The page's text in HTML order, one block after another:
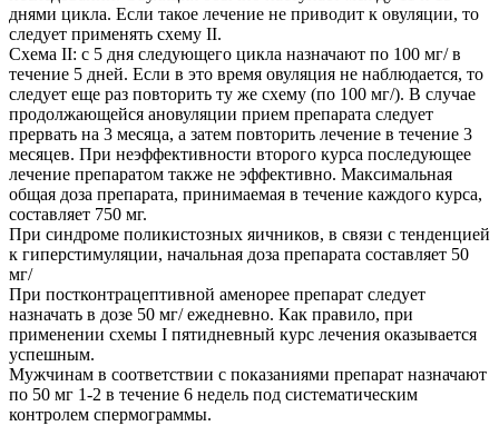
днями цикла. Если такое лечение не приводит к овуляции, то
следует применять схему II.
Схема II: с 5 дня следующего цикла назначают по 100 мг/ в
течение 5 дней. Если в это время овуляция не наблюдается, то
следует еще раз повторить ту же схему (по 100 мг/). В случае
продолжающейся ановуляции прием препарата следует
прервать на 3 месяца, а затем повторить лечение в течение 3
месяцев. При неэффективности второго курса последующее
лечение препаратом также не эффективно. Максимальная
общая доза препарата, принимаемая в течение каждого курса,
составляет 750 мг.
При синдроме поликистозных яичников, в связи с тенденцией
к гиперстимуляции, начальная доза препарата составляет 50
мг/
При постконтрацептивной аменорее препарат следует
назначать в дозе 50 мг/ ежедневно. Как правило, при
применении схемы I пятидневный курс лечения оказывается
успешным.
Мужчинам в соответствии с показаниями препарат назначают
по 50 мг 1-2 в течение 6 недель под систематическим
контролем спермограммы.